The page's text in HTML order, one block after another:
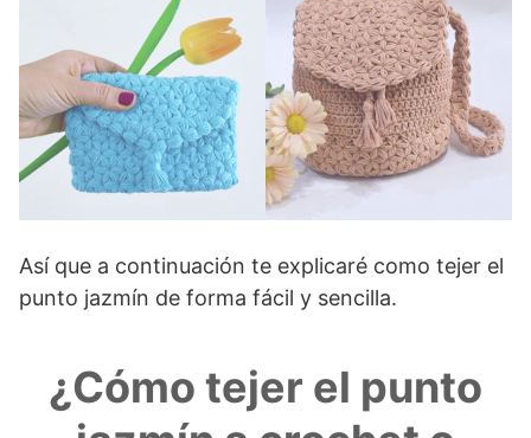
Así que a continuación te explicaré como tejer el
punto jazmín de forma fácil y sencilla.
¿Cómo tejer el punto